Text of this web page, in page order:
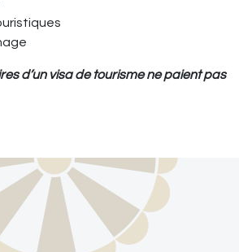
d’un visa de tourisme ne paient pas